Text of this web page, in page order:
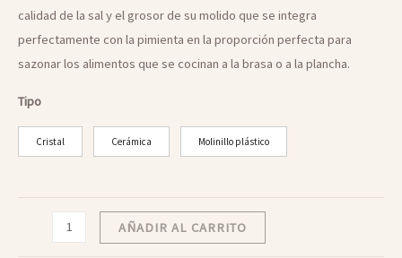
calidad de la sal y el grosor de su molido que se integra
perfectamente con la pimienta en la proporción perfecta para
sazonar los alimentos que se cocinan a la brasa o a la plancha.
Tipo
Cristal Cerámica Molinillo plástico
AÑADIR AL CARRITO